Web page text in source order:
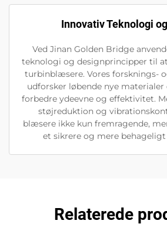
Innovativ Teknologi
Ved Jinan Golden Bridge
teknologi og designprincipper til
turbinblæsere. Vores forsknings-
udforsker løbende nye
forbedre ydeevne og effektivitet.
støjreduktion og
blæsere ikke kun fremragende,
et sikrere og mere
Relaterede